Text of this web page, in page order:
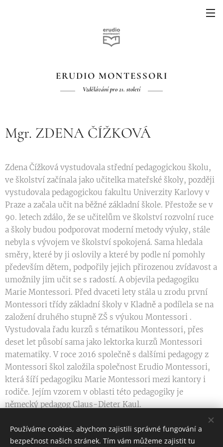
ERUDIO MONTESSORI
Vzdělávání pro 21. století
Mgr. ZDENA ČÍŽKOVÁ
Zdena Čížková vystudovala střední pedagogickou školu,
ve školství začínala jako učitelka mateřské školy, později
vystudovala pedagogickou fakultu Univerzity Karlovy v
Praze a začala učit na běžné základní škole. Přestože se v
90. letech zdálo, že se učitelům ve školství rozvolní ruce
a školy budou podporovat moderní metody výuky, stále
nebyla s vývojem ve školství spokojená. Sama hledala
směry, které by ji oslovily a které by podle ní pomohly
především dětem, podpořily jejich přirozenou zvídavost a
umožnily jim učit se s radostí. A objevila pedagogiku
Marie Montessori. Před dvaceti lety stála u zrodu první
Montessori třídy základní školy v Kladně a podílela se na
založení druhého stupně ZŠ s výukou Montessori .
Vystudovala řadu kurzů s tématikou Montessori, přes
deset let působí sama jako lektorka kurzů Montessori
matematiky. V roce 2016 společně s dalšími pedagogy z
Montessori škol založila společnost Erudio Montessori,
která šíří pedagogiku Marie Montessori mezi kantory i
rodiče. Jejím vzorem v oblasti této pedagogiky je
německý pedagog Claus-Dieter Kaul.
Používáme cookies, abychom zajistili správné fungování a
bezpečnost našich stránek. Tím vám můžeme zajistit tu